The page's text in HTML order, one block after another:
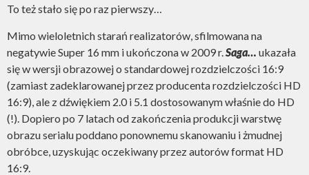
To też stało się po raz pierwszy…
Mimo wieloletnich starań realizatorów, sfilmowana na
negatywie Super 16 mm i ukończona w 2009 r. Saga… ukazała
się w wersji obrazowej o standardowej rozdzielczości 16:9
(zamiast zadeklarowanej przez producenta rozdzielczości HD
16:9), ale z dźwiękiem 2.0 i 5.1 dostosowanym właśnie do HD
(!). Dopiero po 7 latach od zakończenia produkcji warstwę
obrazu serialu poddano ponownemu skanowaniu i żmudnej
obróbce, uzyskując oczekiwany przez autorów format HD
16:9.